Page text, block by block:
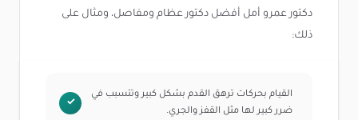
دكتور عمرو أمل أفضل دكتور عظام ومفاصل، ومثال على
ذلك:
القيام بحركات ترهق القدم بشكل كبير وتتسبب في
ضرر كبير لها مثل القفز والجري.